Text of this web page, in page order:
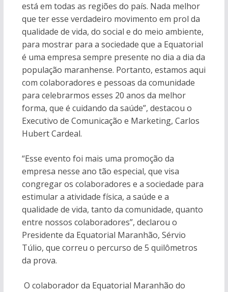
está em todas as regiões do país. Nada melhor
que ter esse verdadeiro movimento em prol da
qualidade de vida, do social e do meio ambiente,
para mostrar para a sociedade que a Equatorial
é uma empresa sempre presente no dia a dia da
população maranhense. Portanto, estamos aqui
com colaboradores e pessoas da comunidade
para celebrarmos esses 20 anos da melhor
forma, que é cuidando da saúde”, destacou o
Executivo de Comunicação e Marketing, Carlos
Hubert Cardeal.
“Esse evento foi mais uma promoção da
empresa nesse ano tão especial, que visa
congregar os colaboradores e a sociedade para
estimular a atividade física, a saúde e a
qualidade de vida, tanto da comunidade, quanto
entre nossos colaboradores”, declarou o
Presidente da Equatorial Maranhão, Sérvio
Túlio, que correu o percurso de 5 quilômetros
da prova.
O colaborador da Equatorial Maranhão do